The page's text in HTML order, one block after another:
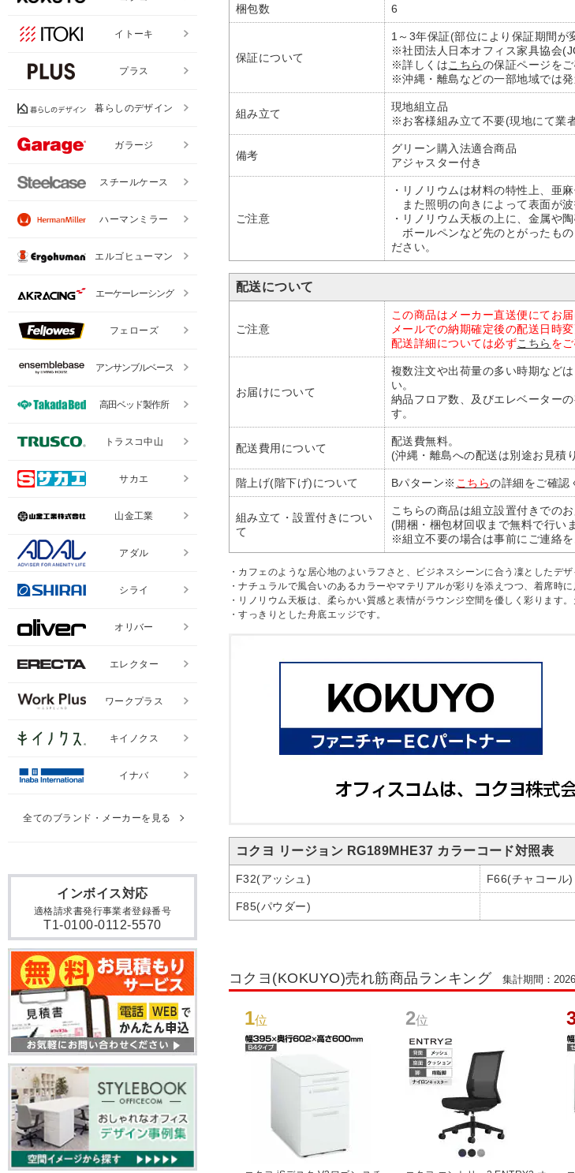
梱包数 6
保証について
1～3年保証(部位により保証期間が
※社団法人日本オフィス家具協会
※詳しくはこちらの保証ページをご
※沖縄・離島などの一部地域では
組み立て
現地組立品
※お客様組み立て不要(現地にて業
備考
グリーン購入法適合商品
アジャスター付き
ご注意
・リノリウムは材料の特性上、亜
また照明の向きによって表面が波
・リノリウム天板の上に、金属や
ボールペンなど先のとがったも
ださい。
配送について
ご注意
この商品はメーカー直送便にてお届
メールでの納期確定後の配送日時
配送詳細については必ずこちら を
お届けについて
複数注文や出荷量の多い時期など
い。
納品フロア数、及びエレベーター
す。
配送費用について
配送費無料。
(沖縄・離島への配送は別途お見積
階上げ(階下げ)について Bパターン※ こちらの詳細をご確認
組み立て・設置付きについ
て
こちらの商品は組立設置付きでのお
(開梱・梱包材回収まで無料で行い
※組立不要の場合は事前にご連絡
・カフェのような居心地のよいラフさと、ビジネスシーンに合う凜としたデ
・ナチュラルで風合いのあるカラーやマテリアルが彩りを添えつつ、着席時
・リノリウム天板は、柔らかい質感と表情がラウンジ空間を優しく彩ります
・すっきりとした舟底エッジです。
コクヨ リージョン RG189MHE37 カラーコード対照表
F32(アッシュ) F66(チャコール)
F85(パウダー)
コクヨ(KOKUYO)売れ筋商品ランキング 集計期間：
1位 2位
インボイス対応
適格請求書発行事業者登録番号
T1-0100-0112-5570
イトーキ
プラス
暮らしのデザイン
ガラージ
スチールケース
ハーマンミラー
エルゴヒューマン
エーケーレーシング
フェローズ
アンサンブルベース
高田ベッド製作所
トラスコ中山
サカエ
山金工業
アダル
シライ
オリバー
エレクター
ワークプラス
キイノクス
イナバ
全てのブランド・メーカーを見る